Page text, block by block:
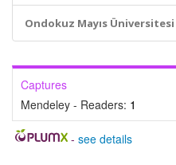
Ondokuz Mayıs
Captures
Mendeley - Readers: 1
- see details